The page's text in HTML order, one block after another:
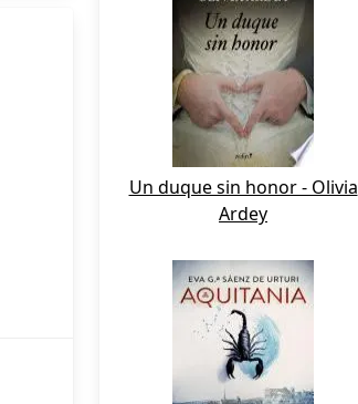
Un duque sin honor - Olivia
Ardey